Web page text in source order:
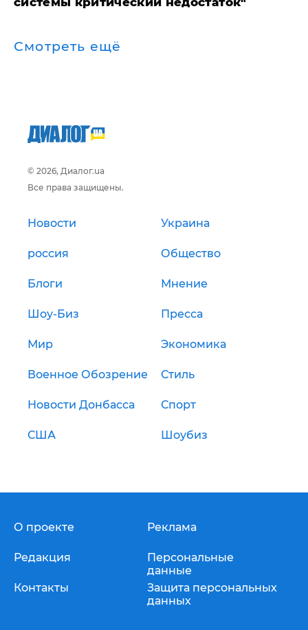
Смотреть ещё
© 2026, Диалог.ua
Все права защищены.
Новости Украина
россия Общество
Блоги Мнение
Шоу-Биз Пресса
Мир Экономика
Военное Обозрение Стиль
Новости Донбасса Спорт
США Шоубиз
О проекте
Редакция
Контакты
Реклама
Персональные
данные
Защита персональных
данных